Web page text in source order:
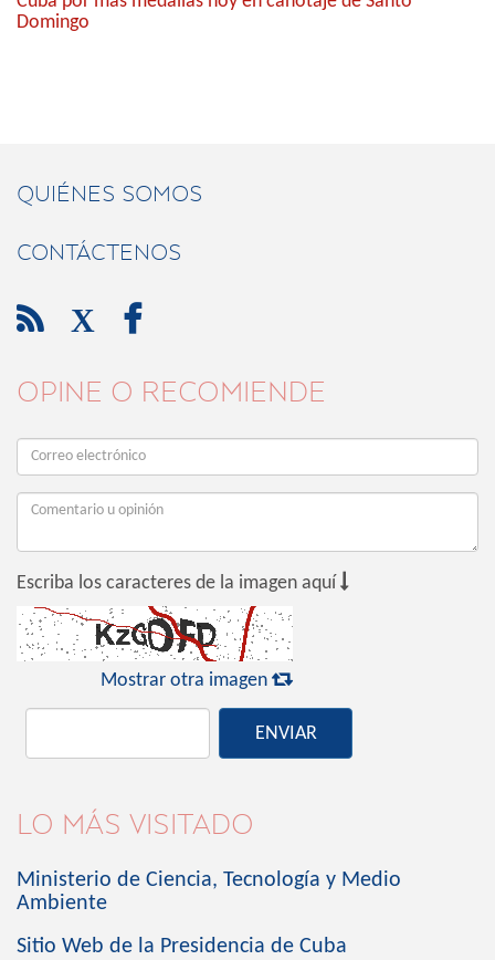
Domingo
QUIÉNES SOMOS
CONTÁCTENOS
 X 
OPINE O RECOMIENDE
Escriba los caracteres de la imagen aquí 
Mostrar otra imagen 
ENVIAR
LO MÁS VISITADO
Ministerio de Ciencia, Tecnología y Medio
Ambiente
Sitio Web de la Presidencia de Cuba